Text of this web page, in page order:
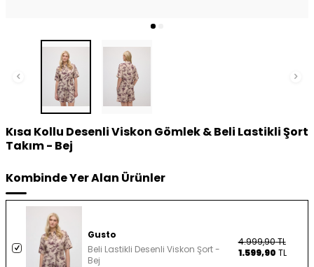
Kısa Kollu Desenli Viskon Gömlek & Beli Lastikli Şort
Takım - Bej
Kombinde Yer Alan Ürünler
Gusto
Beli Lastikli Desenli Viskon Şort -
Bej
4.999,90TL
1.599,90 TL